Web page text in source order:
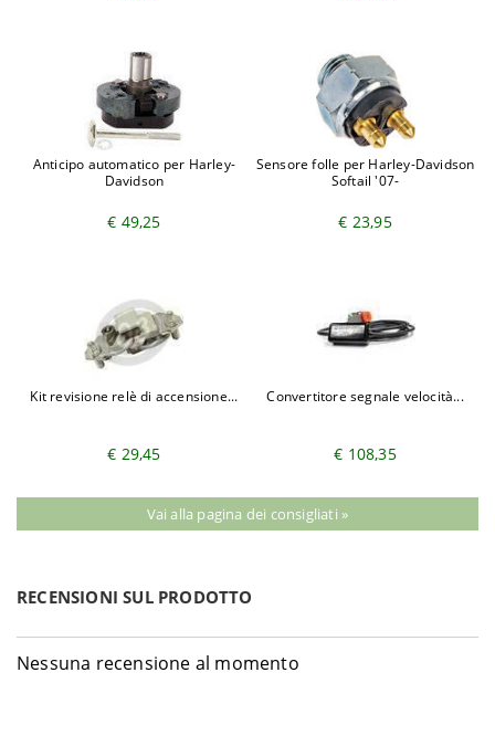
Anticipo automatico per Harley-
Davidson
€ 49,25
Sensore folle per Harley-Davidson
Softail '07-
€ 23,95
Kit revisione relè di accensione...
€ 29,45
Convertitore segnale velocità...
€ 108,35
Vai alla pagina dei consigliati »
RECENSIONI SUL PRODOTTO
Nessuna recensione al momento